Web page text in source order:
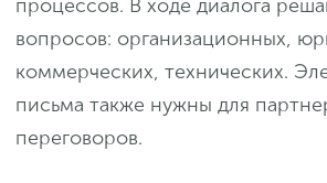
процессов. В ходе диалога
вопросов: организационных,
коммерческих, технических.
письма также нужны для
переговоров.